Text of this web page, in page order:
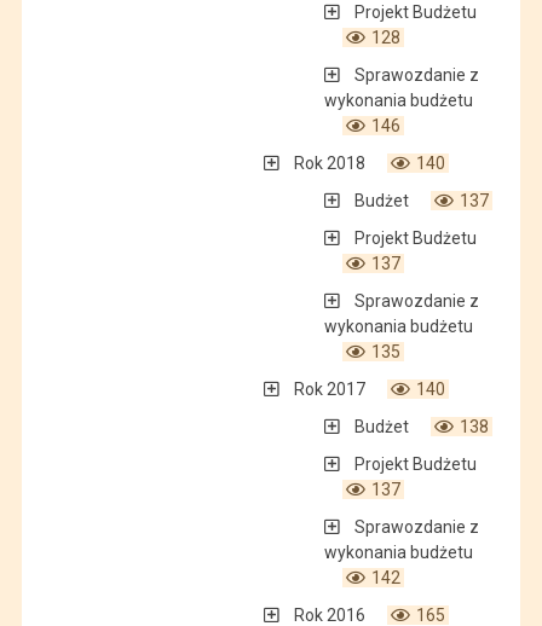
Projekt Budżetu
128
Sprawozdanie z
wykonania budżetu
146
Rok 2018
140
Budżet
137
Projekt Budżetu
137
Sprawozdanie z
wykonania budżetu
135
Rok 2017
140
Budżet
138
Projekt Budżetu
137
Sprawozdanie z
wykonania budżetu
142
Rok 2016
165